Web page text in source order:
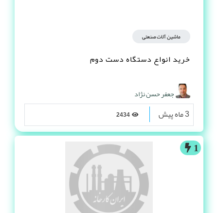
ماشین آلات صنعتی
خرید انواع دستگاه دست دوم
جعفر حسن نژاد
3 ماه پیش
1